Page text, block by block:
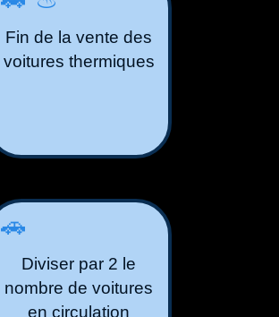
Fin de la vente des
voitures thermiques
🚗
Diviser par 2 le
nombre de voitures
en circulation